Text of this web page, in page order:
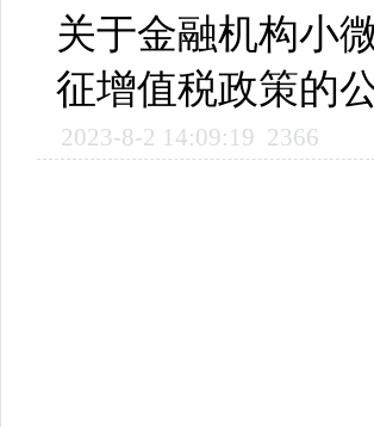
关于金融机构小
征增值税政策的
2023-8-2 14:09:19 2366